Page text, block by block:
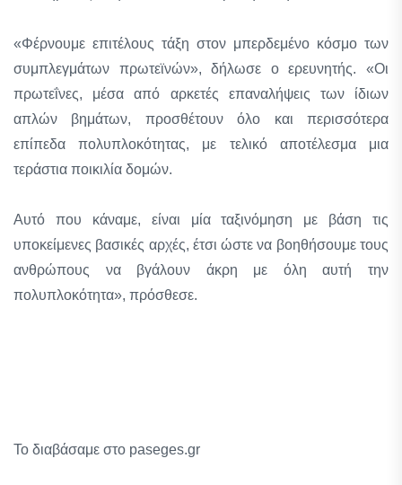
«Φέρνουμε επιτέλους τάξη στον μπερδεμένο κόσμο των
συμπλεγμάτων πρωτεϊνών», δήλωσε ο ερευνητής. «Οι
πρωτεΐνες, μέσα από αρκετές επαναλήψεις των ίδιων
απλών βημάτων, προσθέτουν όλο και περισσότερα
επίπεδα πολυπλοκότητας, με τελικό αποτέλεσμα μια
τεράστια ποικιλία δομών.
Αυτό που κάναμε, είναι μία ταξινόμηση με βάση τις
υποκείμενες βασικές αρχές, έτσι ώστε να βοηθήσουμε τους
ανθρώπους να βγάλουν άκρη με όλη αυτή την
πολυπλοκότητα», πρόσθεσε.
Το διαβάσαμε στο paseges.gr